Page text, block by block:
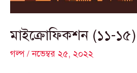
মাইক্রোফিকশন (১১-১৫)
গল্প/নভেম্বর ২৫, ২০২২